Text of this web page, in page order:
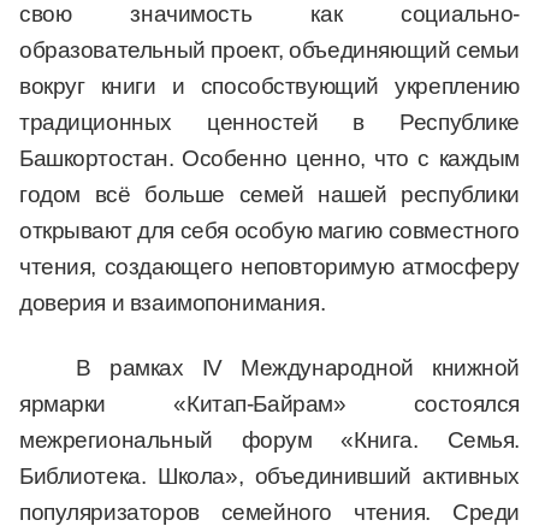
свою значимость как социально-
образовательный проект, объединяющий семьи
вокруг книги и способствующий укреплению
традиционных ценностей в Республике
Башкортостан. Особенно ценно, что с каждым
годом всё больше семей нашей республики
открывают для себя особую магию совместного
чтения, создающего неповторимую атмосферу
доверия и взаимопонимания.
В рамках IV Международной книжной
ярмарки «Китап-Байрам» состоялся
межрегиональный форум «Книга. Семья.
Библиотека. Школа», объединивший активных
популяризаторов семейного чтения. Среди